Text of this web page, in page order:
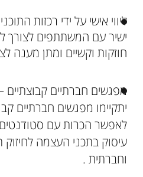
ליווי אישי על ידי רכזות
ישיר עם המשתתפים לצורך
חוזקות וקשיים ומתן מענה
מפגשים חברתיים
יתקיימו מפגשים חברתיים
לאפשר הכרות עם
עיסוק בתכני העצמה לחיזוק
וחברתית .